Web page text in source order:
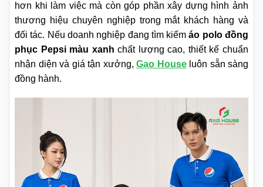
hơn khi làm việc mà còn góp phần xây dựng hình ảnh
thương hiệu chuyên nghiệp trong mắt khách hàng và
đối tác. Nếu doanh nghiệp đang tìm kiếmáo polo đồng
phục Pepsi màu xanh chất lượng cao, thiết kế chuẩn
nhận diện và giá tận xưởng, Gạo Houseluôn sẵn sàng
đồng hành.